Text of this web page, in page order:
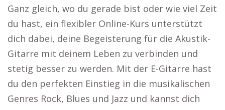
Ganz gleich, wo du gerade bist oder wie viel Zeit
du hast, ein flexibler Online-Kurs unterstützt
dich dabei, deine Begeisterung für die Akustik-
Gitarre mit deinem Leben zu verbinden und
stetig besser zu werden. Mit der E-Gitarre hast
du den perfekten Einstieg in die musikalischen
Genres Rock, Blues und Jazz und kannst dich